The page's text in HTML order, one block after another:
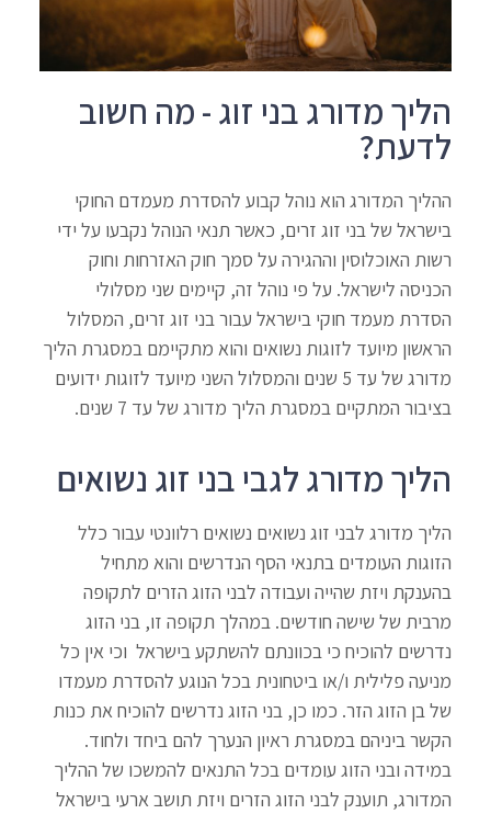
הליך מדורג בני זוג - מה חשוב
לדעת?
ההליך המדורג הוא נוהל קבוע להסדרת מעמדם החוקי
בישראל של בני זוג זרים, כאשר תנאי הנוהל נקבעו על ידי
רשות האוכלוסין וההגירה על סמך חוק האזרחות וחוק
הכניסה לישראל. על פי נוהל זה, קיימים שני מסלולי
הסדרת מעמד חוקי בישראל עבור בני זוג זרים, המסלול
הראשון מיועד לזוגות נשואים והוא מתקיימם במסגרת הליך
מדורג של עד 5 שנים והמסלול השני מיועד לזוגות ידועים
בציבור המתקיים במסגרת הליך מדורג של עד 7 שנים.
הליך מדורג לגבי בני זוג נשואים
הליך מדורג לבני זוג נשואים נשואים רלוונטי עבור כלל
הזוגות העומדים בתנאי הסף הנדרשים והוא מתחיל
בהענקת ויזת שהייה ועבודה לבני הזוג הזרים לתקופה
מרבית של שישה חודשים. במהלך תקופה זו, בני הזוג
נדרשים להוכיח כי בכוונתם להשתקע בישראל וכי אין כל
מניעה פלילית ו/או ביטחונית בכל הנוגע להסדרת מעמדו
של בן הזוג הזר. כמו כן, בני הזוג נדרשים להוכיח את כנות
הקשר ביניהם במסגרת ראיון הנערך להם ביחד ולחוד.
במידה ובני הזוג עומדים בכל התנאים להמשכו של ההליך
המדורג, תוענק לבני הזוג הזרים ויזת תושב ארעי בישראל